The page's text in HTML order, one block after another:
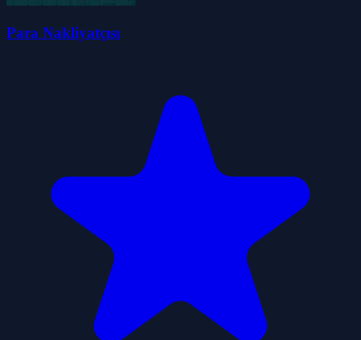
Para Nakliyatçısı